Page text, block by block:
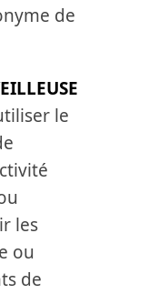
de
le
les
ou
de